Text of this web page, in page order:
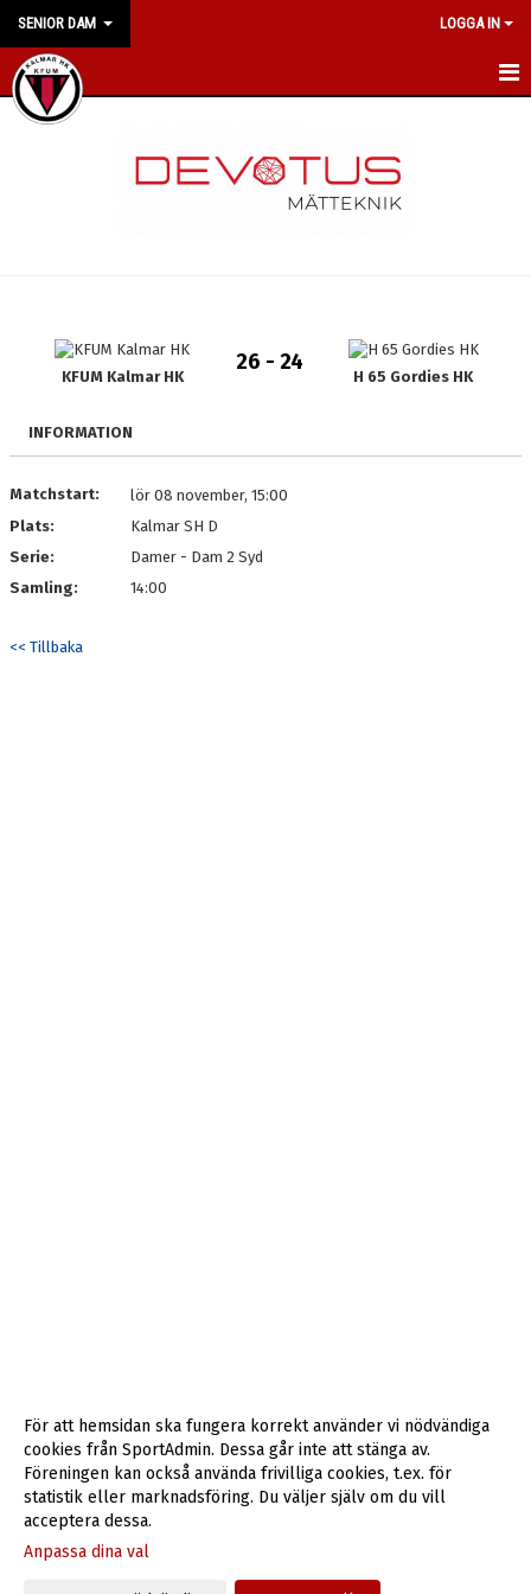
SENIOR DAM LOGGA IN
HEM
BILDGALLERI
DOKUMENT
KFUM Kalmar HK
26 - 24
H 65 Gordies HK
INFORMATION
Matchstart:
lör 08 november, 15:00
Plats:
Kalmar SH D
Serie:
Damer - Dam 2 Syd
Samling:
14:00
<< Tillbaka
Gå till Webbversion
För att hemsidan ska fungera korrekt använder vi nödvändiga
cookies från SportAdmin. Dessa går inte att stänga av.
Föreningen kan också använda frivilliga cookies, t.ex. för
statistik eller marknadsföring. Du väljer själv om du vill
acceptera dessa.
Anpassa dina val